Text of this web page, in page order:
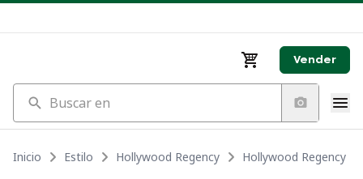
Vender
Buscar en
Inicio Estilo Hollywood Regency
Hollywood Regency